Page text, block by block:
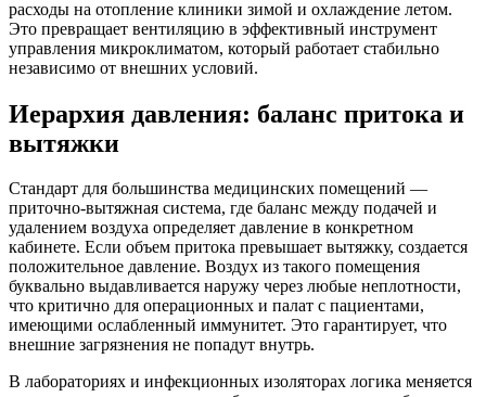
расходы на отопление клиники зимой и охлаждение летом.
Это превращает вентиляцию в эффективный инструмент
управления микроклиматом, который работает стабильно
независимо от внешних условий.
Иерархия давления: баланс притока и
вытяжки
Стандарт для большинства медицинских помещений —
приточно-вытяжная система, где баланс между подачей и
удалением воздуха определяет давление в конкретном
кабинете. Если объем притока превышает вытяжку, создается
положительное давление. Воздух из такого помещения
буквально выдавливается наружу через любые неплотности,
что критично для операционных и палат с пациентами,
имеющими ослабленный иммунитет. Это гарантирует, что
внешние загрязнения не попадут внутрь.
В лабораториях и инфекционных изоляторах логика меняется